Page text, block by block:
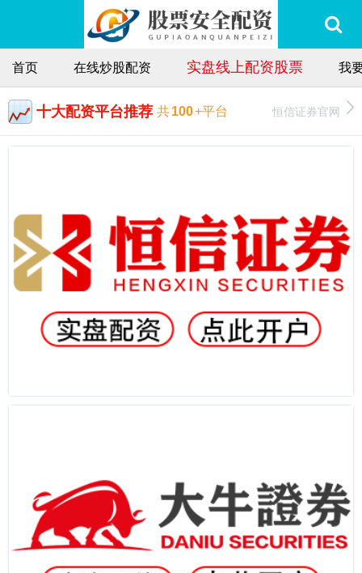
首页 在线炒股配资 实盘线上配资股票 我
十大配资平台推荐 共100+平台 恒信证券官网